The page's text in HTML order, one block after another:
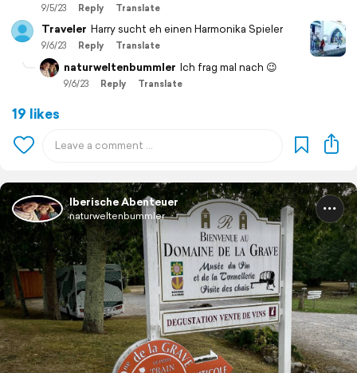
9/5/23 Reply Translate
Traveler Harry sucht eh einen Harmonika Spieler
9/6/23 Reply Translate
naturweltenbummler Ich frag mal nach 😉
9/6/23 Reply Translate
19 likes
Iberische Abenteuer
naturweltenbummler